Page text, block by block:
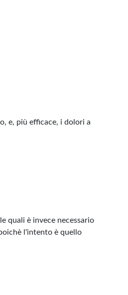
e, più efficace, i dolori a
quali è invece necessario
l'intento è quello